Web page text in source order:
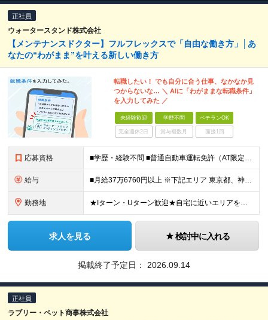
正社員
ウォータースタンド株式会社
【メンテナンスドクター】フルフレックスで「自由な働き方」│あ
なたの“わがまま”を叶える新しい働き方
転職したい！ でも自分に合う仕事、なかなか見
つからないな… ＼ AIに「わがままな転職条件」
を入力してみた ／
未経験歓迎 学歴不問 ベテランOK
完全週休2日 賞与複数月 面接1回
応募資格 ■学歴・経験不問 ■普通自動車運転免許（AT限定可） ■未経験歓迎 ■ブランクOK ー－－－－－－－－－－－－－－－－－ 【私たちのミッション・ビジョンに共感していただける方】 ー－－－－－－－－
給与 ■月給37万6760円以上 ※下記エリア 東京都、神奈川県、愛知県（名古屋市）、大阪府、京都府、兵庫県、滋賀県、和歌山県 ■月給35万6760円以上 ※上記エリア以外 ※経験・能力を考慮して決定。
勤務地 ★Iターン・Uターン歓迎★自宅に近いエリアを選べます 神奈川/愛知/三重/岐阜/静岡/山梨/大阪/埼玉/千葉/京都/滋賀/島根/兵庫 ■関東 東京都/台東区、世田谷区 神奈川県/横浜市、川崎市、相模
求人を見る 検討中に入れる
掲載終了予定日： 2026.09.14
正社員
ラブリー・ペット商事株式会社